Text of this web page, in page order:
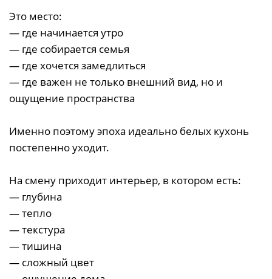
Это место:
— где начинается утро
— где собирается семья
— где хочется замедлиться
— где важен не только внешний вид, но и
ощущение пространства
Именно поэтому эпоха идеально белых кухонь
постепенно уходит.
На смену приходит интерьер, в котором есть:
— глубина
— тепло
— текстура
— тишина
— сложный цвет